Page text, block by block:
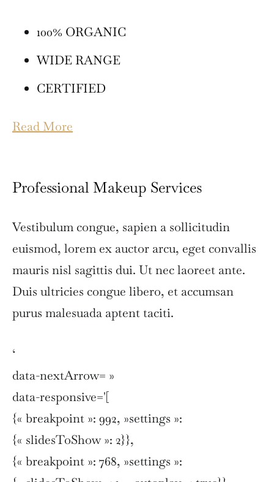
100% ORGANIC
WIDE RANGE
CERTIFIED
Read More
Professional Makeup Services
Vestibulum congue, sapien a sollicitudin
euismod, lorem ex auctor arcu, eget convallis
mauris nisl sagittis dui. Ut nec laoreet ante.
Duis ultricies congue libero, et accumsan
purus malesuada aptent taciti.
‘
data-nextArrow= »
data-responsive='[
{« breakpoint »: 992, »settings »:
{« slidesToShow »: 2}},
{« breakpoint »: 768, »settings »: